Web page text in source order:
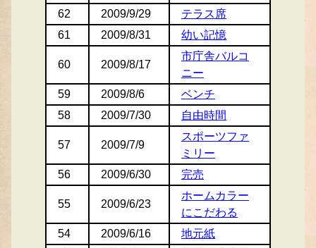
62
2009/9/29
テラス席
61
2009/8/31 幼い記憶
60 2009/8/17
市庁舎バルコ
ニー
59
2009/8/6
ベンチ
58
2009/7/30 自由時間
57 2009/7/9
スポーツファ
ミリー
56
2009/6/30 完売
55 2009/6/23
ホームカラー
にこだわる
54
2009/6/16
地元紙